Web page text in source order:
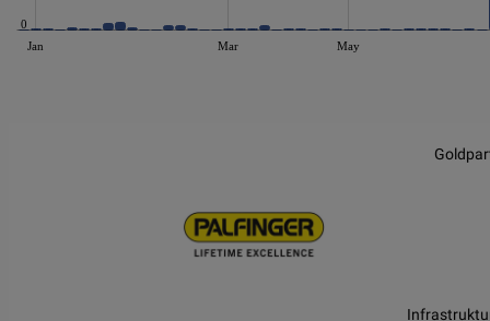
Jan Mar May
0